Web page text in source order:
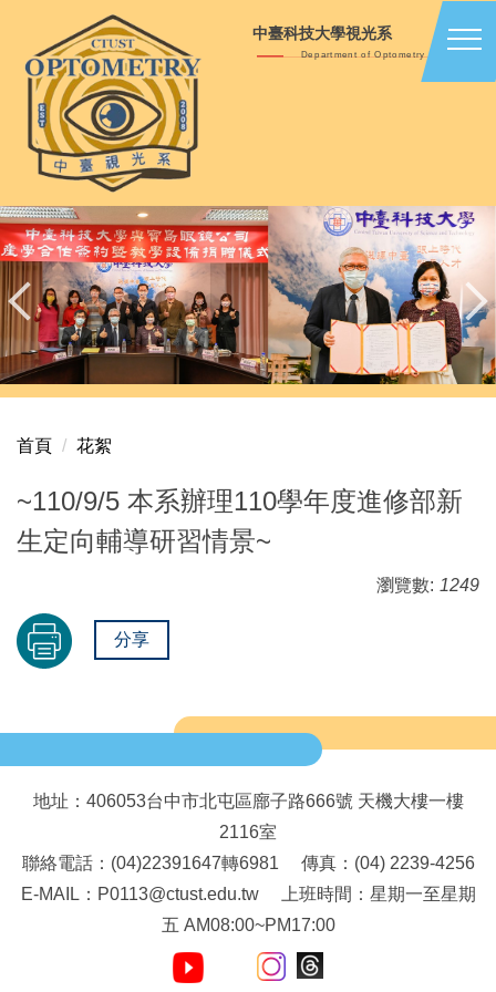
主
中臺科技大學視光系
Department of Optometry
首頁 花絮
~110/9/5 本系辦理110學年度進修部新
生定向輔導研習情景~
瀏覽數: 1249
分享
地址：406053台中市北屯區廍子路666號 天機大樓一樓
2116室
聯絡電話：(04)22391647轉6981 傳真：(04) 2239-4256
E-MAIL：P0113@ctust.edu.tw 上班時間：星期一至星期
五 AM08:00~PM17:00